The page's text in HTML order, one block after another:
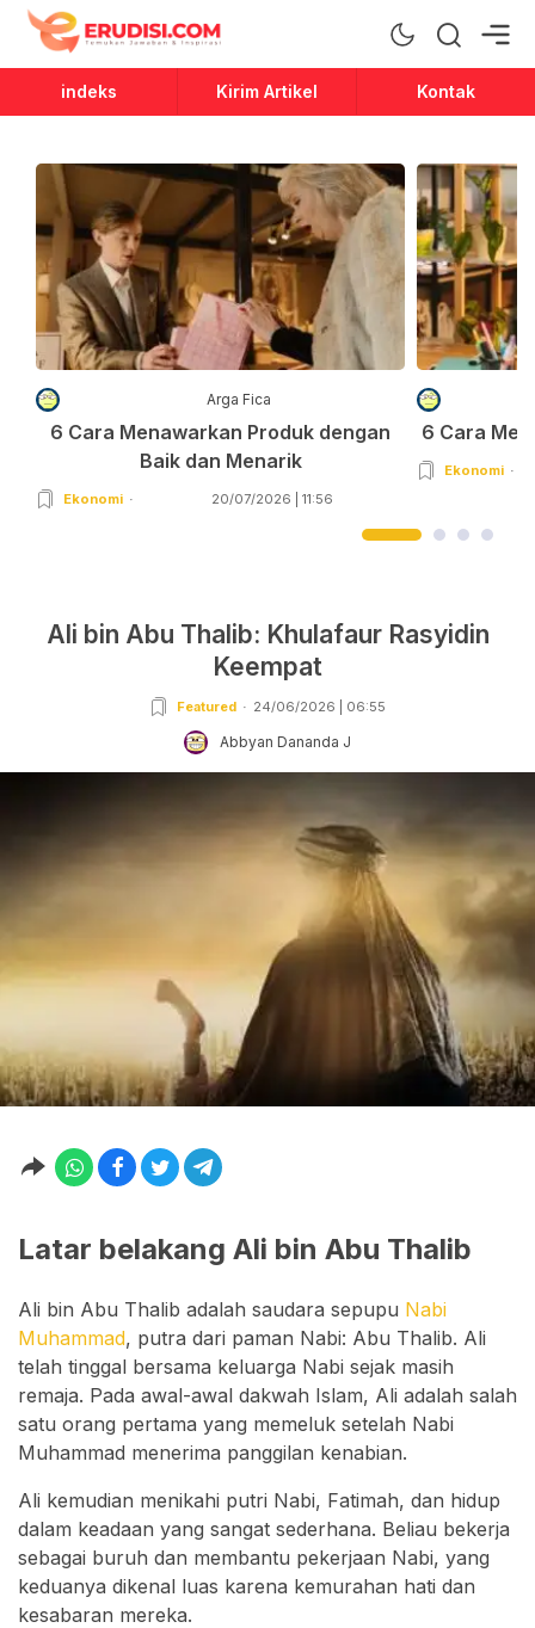
Erudisi
Temukan Jawaban dan Inspirasi
indeks Kirim Artikel Kontak
Arga Fica
6 Cara Menawarkan Produk dengan
Baik dan Menarik
Ekonomi 20/07/2026 | 11:56
6 Cara
Ekonomi
Ali bin Abu Thalib: Khulafaur Rasyidin
Keempat
Featured 24/06/2026 | 06:55
Abbyan Dananda J
Latar belakang Ali bin Abu Thalib
Ali bin Abu Thalib adalah saudara sepupu Nabi
Muhammad, putra dari paman Nabi: Abu Thalib. Ali
telah tinggal bersama keluarga Nabi sejak masih
remaja. Pada awal-awal dakwah Islam, Ali adalah salah
satu orang pertama yang memeluk setelah Nabi
Muhammad menerima panggilan kenabian.
Ali kemudian menikahi putri Nabi, Fatimah, dan hidup
dalam keadaan yang sangat sederhana. Beliau bekerja
sebagai buruh dan membantu pekerjaan Nabi, yang
keduanya dikenal luas karena kemurahan hati dan
kesabaran mereka.